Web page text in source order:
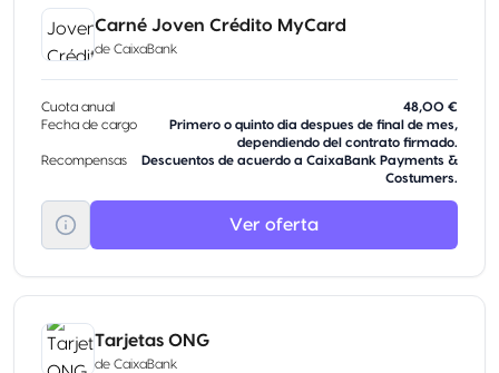
Carné Joven Crédito MyCard
de CaixaBank
Cuota anual
48,00 €
Fecha de cargo
Primero o quinto dia despues de final de mes,
dependiendo del contrato firmado.
Recompensas
Descuentos de acuerdo a CaixaBank Payments &
Costumers.
Ver oferta
Tarjetas ONG
de CaixaBank